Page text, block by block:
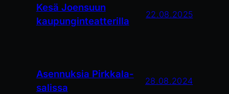
Kesä Joensuun
kaupunginteatterilla
22.08.2025
Asennuksia Pirkkala-
salissa
28.08.2024